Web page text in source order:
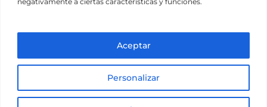
Personalizar
Aceptar
© 2026 Persianas Barreda | Todos los derechos
reservados | Diseño webEsencial Web
